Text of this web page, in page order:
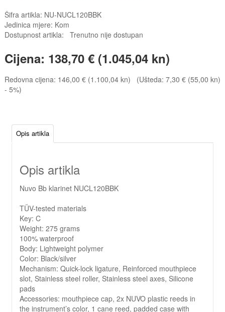
Šifra artikla: NU-NUCL120BBK
Jedinica mjere: Kom
Dostupnost artikla: Trenutno nije dostupan
Cijena: 138,70 € (1.045,04 kn)
Redovna cijena: 146,00 € (1.100,04 kn) (Ušteda: 7,30 € (55,00 kn)
- 5%)
Opis artikla
Opis artikla
Nuvo Bb klarinet NUCL120BBK
TÜV-tested materials
Key: C
Weight: 275 grams
100% waterproof
Body: Lightweight polymer
Color: Black/silver
Mechanism: Quick-lock ligature, Reinforced mouthpiece
slot, Stainless steel roller, Stainless steel axes, Silicone
pads
Accessories: mouthpiece cap, 2x NUVO plastic reeds in
the instrument’s color, 1 cane reed, padded case with